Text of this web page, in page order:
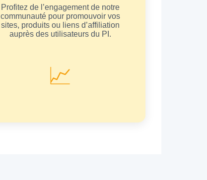
Profitez de l’engagement de notre
communauté pour promouvoir vos
sites, produits ou liens d’affiliation
auprès des utilisateurs du PI.
📈